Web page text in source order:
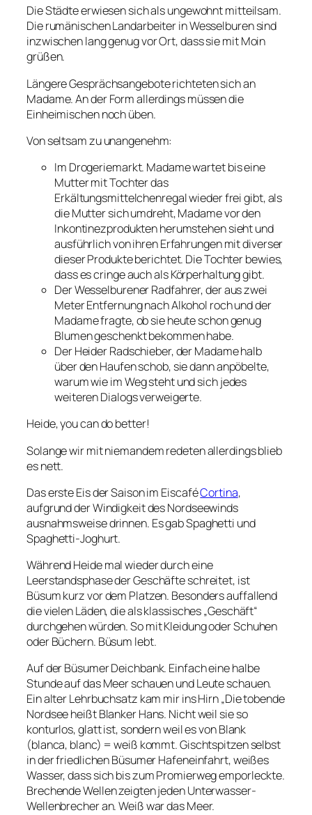
Die Städte erwiesen sich als ungewohnt mitteilsam.
Die rumänischen Landarbeiter in Wesselburen sind
inzwischen lang genug vor Ort, dass sie mitMoin
grüßen.
Längere Gesprächsangebote richteten sich an
Madame. An der Form allerdings müssen die
Einheimischen noch üben.
Von seltsam zu unangenehm:
Im Drogeriemarkt. Madame wartet bis eine
Mutter mit Tochter das
Erkältungsmittelchenregal wieder frei gibt, als
die Mutter sich umdreht, Madame vor den
Inkontinezprodukten herumstehen sieht und
ausführlich von ihren Erfahrungen mit diverser
dieser Produkte berichtet. Die Tochter bewies,
dass escringeauch als Körperhaltung gibt.
Der Wesselburener Radfahrer, der aus zwei
Meter Entfernung nach Alkohol roch und der
Madame fragte, ob sie heute schon genug
Blumen geschenkt bekommen habe.
Der Heider Radschieber, der Madame halb
über den Haufen schob, sie dann anpöbelte,
warum wie im Weg steht und sich jedes
weiteren Dialogs verweigerte.
Heide, you can do better!
Solange wir mit niemandem redeten allerdings blieb
es nett.
Das erste Eis der Saison im EiscaféCortina,
aufgrund der Windigkeit des Nordseewinds
ausnahmsweise drinnen. Es gab Spaghetti und
Spaghetti-Joghurt.
Während Heide mal wieder durch eine
Leerstandsphase der Geschäfte schreitet, ist
Büsum kurz vor dem Platzen. Besonders auffallend
die vielen Läden, die als klassisches „Geschäft“
durchgehen würden. So mit Kleidung oder Schuhen
oder Büchern. Büsum lebt.
Auf der Büsumer Deichbank. Einfach eine halbe
Stunde auf das Meer schauen und Leute schauen.
Ein alter Lehrbuchsatz kam mir ins Hirn „Die tobende
Nordsee heißt Blanker Hans. Nicht weil sie so
konturlos, glatt ist, sondern weil es von Blank
(blanca, blanc) = weiß kommt. Gischtspitzen selbst
in der friedlichen Büsumer Hafeneinfahrt, weißes
Wasser, dass sich bis zum Promierweg emporleckte.
Brechende Wellen zeigten jeden Unterwasser-
Wellenbrecher an. Weiß war das Meer.